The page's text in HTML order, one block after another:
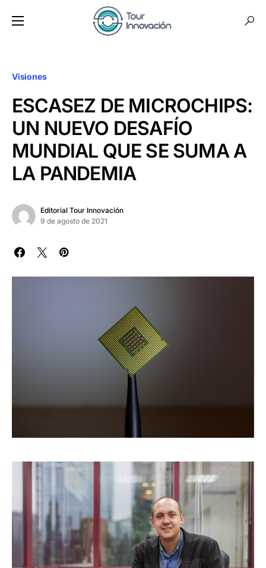
Visiones
ESCASEZ DE MICROCHIPS:
UN NUEVO DESAFÍO
MUNDIAL QUE SE SUMA A
LA PANDEMIA
Editorial Tour Innovación
9 de agosto de 2021